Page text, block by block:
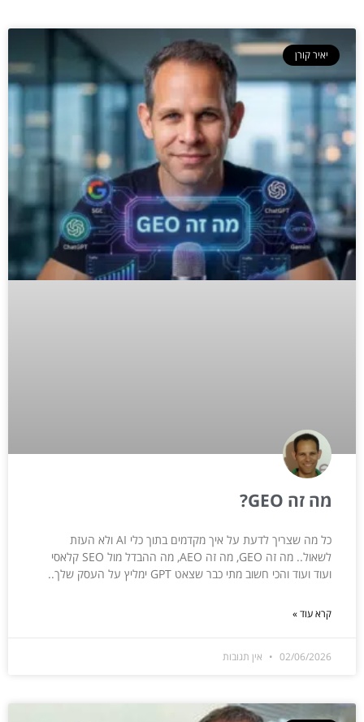
יאיר קורן
מה זה GEO?
כל מה שצריך לדעת על איך מקדמים בתוך כלי AI ולא העזת
לשאול.. מה זה GEO, מה זה AEO, מה ההבדל מול SEO קלאסי
ועוד ועוד והכי חשוב מתי כבר שצאט GPT ימליץ על העסק שלך..
קרא עוד »
02/06/2026 אין תגובות